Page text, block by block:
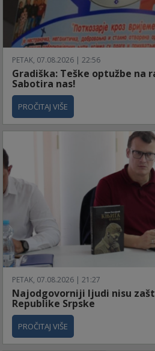
PETAK, 07.08.2026 | 22:56
Gradiška: Teške optužbe na
Sabotira nas!
PROČITAJ VIŠE
PETAK, 07.08.2026 | 21:27
Najodgovorniji ljudi nisu
Republike Srpske
PROČITAJ VIŠE